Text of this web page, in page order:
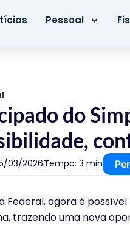
Pessoal
do
03/2026Tempo: 3 min
Federal, agora é
trazendo uma nova